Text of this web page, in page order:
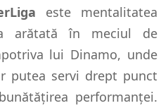
este mentalitatea
arătată în meciul de
lui Dinamo, unde
putea servi drept punct
performanței.